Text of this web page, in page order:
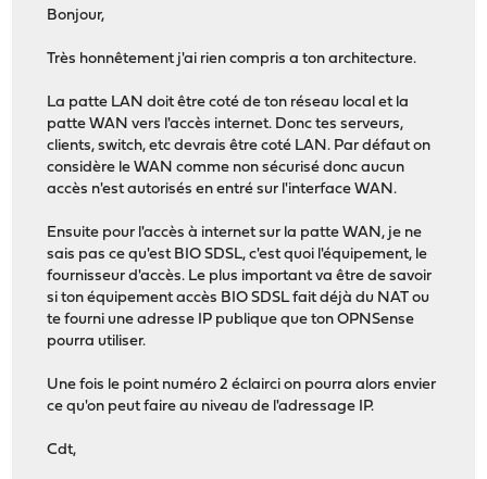
Bonjour,
Très honnêtement j'ai rien compris a ton architecture.
La patte LAN doit être coté de ton réseau local et la
patte WAN vers l'accès internet. Donc tes serveurs,
clients, switch, etc devrais être coté LAN. Par défaut on
considère le WAN comme non sécurisé donc aucun
accès n'est autorisés en entré sur l'interface WAN.
Ensuite pour l'accès à internet sur la patte WAN, je ne
sais pas ce qu'est BIO SDSL, c'est quoi l'équipement, le
fournisseur d'accès. Le plus important va être de savoir
si ton équipement accès BIO SDSL fait déjà du NAT ou
te fourni une adresse IP publique que ton OPNSense
pourra utiliser.
Une fois le point numéro 2 éclairci on pourra alors envier
ce qu'on peut faire au niveau de l'adressage IP.
Cdt,